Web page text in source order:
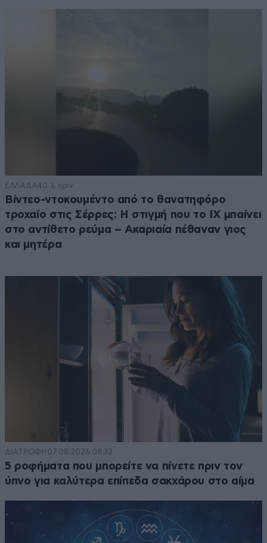
ΕΛΛΑΔΑ40 λ. πριν
Βίντεο-ντοκουμέντο από το θανατηφόρο
τροχαίο στις Σέρρες: Η στιγμή που το ΙΧ μπαίνει
στο αντίθετο ρεύμα – Ακαριαία πέθαναν γιος
και μητέρα
ΔΙΑΤΡΟΦΗ 07·08·2026 08:32
5 ροφήματα που μπορείτε να πίνετε πριν τον
ύπνο για καλύτερα επίπεδα σακχάρου στο αίμα